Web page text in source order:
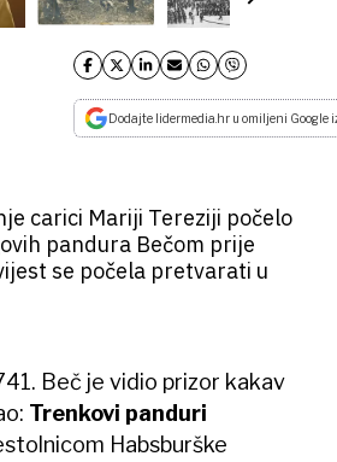
Dodajte lidermedia.hr u omiljeni Google
carici Mariji Tereziji počelo
pandura Bečom prije
se počela pretvarati u
Beč je vidio prizor kakav
Trenkovi panduri
Habsburške